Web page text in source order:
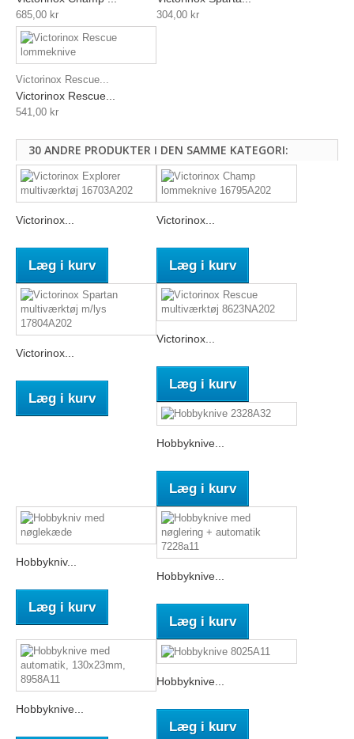
685,00 kr 304,00 kr
Victorinox Rescue...
Victorinox Rescue...
541,00 kr
30 ANDRE PRODUKTER I DEN SAMME KATEGORI:
Victorinox...
Læg i kurv
Victorinox...
Læg i kurv
Victorinox...
Læg i kurv
Victorinox...
Læg i kurv
Hobbyknive...
Læg i kurv
Hobbykniv...
Læg i kurv
Hobbyknive...
Læg i kurv
Hobbyknive...
Hobbyknive...
Læg i kurv